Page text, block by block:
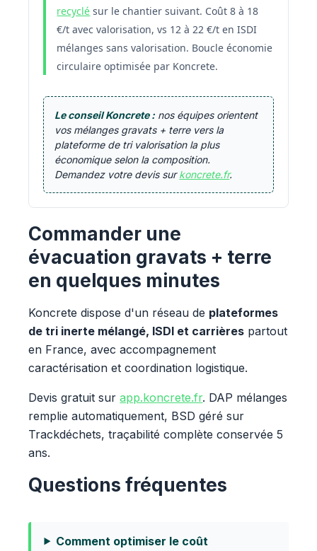
recyclé sur le chantier suivant. Coût 8 à 18
€/t avec valorisation, vs 12 à 22 €/t en ISDI
mélanges sans valorisation. Boucle économie
circulaire optimisée par Koncrete.
Le conseil Koncrete : nos équipes orientent
vos mélanges gravats + terre vers la
plateforme de tri valorisation la plus
économique selon la composition.
Demandez votre devis surkoncrete.fr.
Commander une
évacuation gravats + terre
en quelques minutes
Koncrete dispose d'un réseau de plateformes
de tri inerte mélangé, ISDI et carrières partout
en France, avec accompagnement
caractérisation et coordination logistique.
Devis gratuit surapp.koncrete.fr. DAP mélanges
remplie automatiquement, BSD géré sur
Trackdéchets, traçabilité complète conservée 5
ans.
Questions fréquentes
Comment optimiser le coût